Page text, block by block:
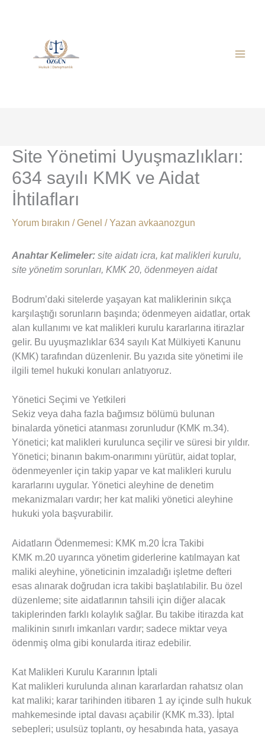
Site Yönetimi Uyuşmazlıkları:
634 sayılı KMK ve Aidat
İhtilafları
Yorum bırakın / Genel / Yazan avkaanozgun
Anahtar Kelimeler: site aidatı icra, kat malikleri kurulu,
site yönetim sorunları, KMK 20, ödenmeyen aidat
Bodrum’daki sitelerde yaşayan kat maliklerinin sıkça
karşılaştığı sorunların başında; ödenmeyen aidatlar, ortak
alan kullanımı ve kat malikleri kurulu kararlarına itirazlar
gelir. Bu uyuşmazlıklar 634 sayılı Kat Mülkiyeti Kanunu
(KMK) tarafından düzenlenir. Bu yazıda site yönetimi ile
ilgili temel hukuki konuları anlatıyoruz.
Yönetici Seçimi ve Yetkileri
Sekiz veya daha fazla bağımsız bölümü bulunan
binalarda yönetici atanması zorunludur (KMK m.34).
Yönetici; kat malikleri kurulunca seçilir ve süresi bir yıldır.
Yönetici; binanın bakım-onarımını yürütür, aidat toplar,
ödenmeyenler için takip yapar ve kat malikleri kurulu
kararlarını uygular. Yönetici aleyhine de denetim
mekanizmaları vardır; her kat maliki yönetici aleyhine
hukuki yola başvurabilir.
Aidatların Ödenmemesi: KMK m.20 İcra Takibi
KMK m.20 uyarınca yönetim giderlerine katılmayan kat
maliki aleyhine, yöneticinin imzaladığı işletme defteri
esas alınarak doğrudan icra takibi başlatılabilir. Bu özel
düzenleme; site aidatlarının tahsili için diğer alacak
takiplerinden farklı kolaylık sağlar. Bu takibe itirazda kat
malikinin sınırlı imkanları vardır; sadece miktar veya
ödenmiş olma gibi konularda itiraz edebilir.
Kat Malikleri Kurulu Kararının İptali
Kat malikleri kurulunda alınan kararlardan rahatsız olan
kat maliki; karar tarihinden itibaren 1 ay içinde sulh hukuk
mahkemesinde iptal davası açabilir (KMK m.33). İptal
sebepleri; usulsüz toplantı, oy hesabında hata, yasaya